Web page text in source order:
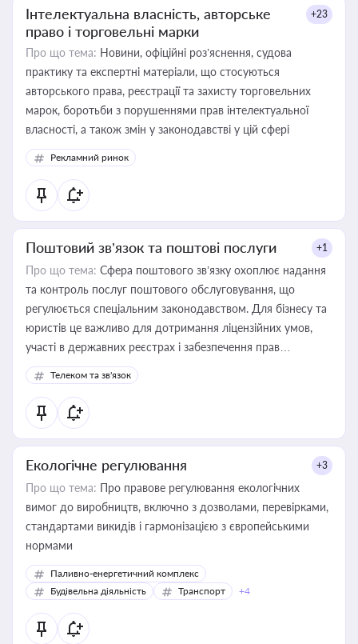
Інтелектуальна власність, авторське
право і торговельні марки
+23
Про що тема: Новини, офіційні роз’яснення, судова
практику та експертні матеріали, що стосуються
авторського права, реєстрації та захисту торговельних
марок, боротьби з порушеннями прав інтелектуальної
власності, а також змін у законодавстві у цій сфері
Рекламний ринок
Поштовий зв’язок та поштові послуги +1
Про що тема: Сфера поштового зв’язку охоплює надання
та контроль послуг поштового обслуговування, що
регулюється спеціальним законодавством. Для бізнесу та
юристів це важливо для дотримання ліцензійних умов,
участі в державних реєстрах і забезпечення прав
споживачів.
Телеком та зв'язок
Екологічне регулювання +3
Про що тема: Про правове регулювання екологічних
вимог до виробництв, включно з дозволами, перевірками,
стандартами викидів і гармонізацією з європейськими
нормами
Паливно-енергетичний комплекс
Будівельна діяльність
Транспорт +4